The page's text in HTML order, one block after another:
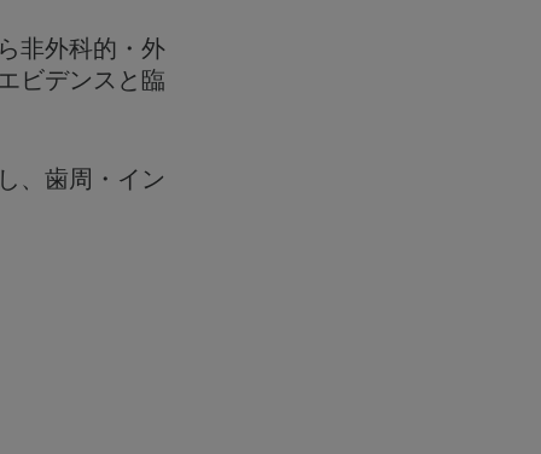
非外科的・外
ビデンスと臨
、歯周・イン